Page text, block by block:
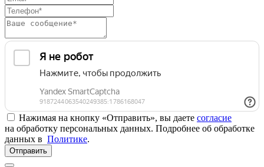
Нажимая на кнопку «Отправить», вы даете согласие
на обработку персональных данных. Подробнее об обработке
данных в Политике.
Отправить